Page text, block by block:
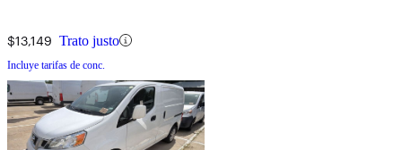
$13,149 Trato justo
Incluye tarifas de conc.